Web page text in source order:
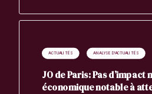
ACTUALITÉS ANALYSE D'ACTUALITÉS
JO de Paris: Pas d’impact
économique notable à